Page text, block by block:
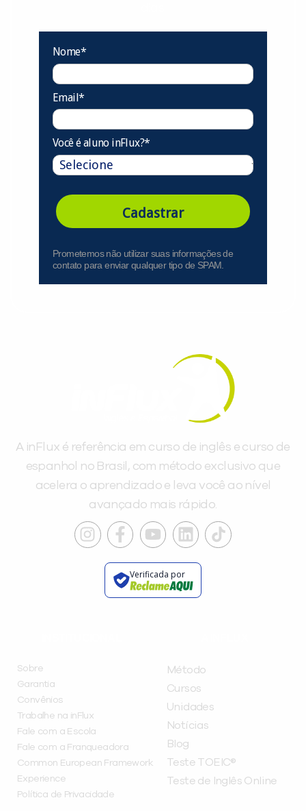
Nome*
Email*
Você é aluno inFlux?*
Cadastrar
Prometemos não utilizar suas informações de
contato para enviar qualquer tipo de SPAM.
A inFlux é referência em curso de inglês e curso de
espanhol no Brasil, com método exclusivo que
acelera o aprendizado e leva você ao nível
avançado mais rápido.
Verificada por
Sobre
Garantia
Convênios
Trabalhe na inFlux
Fale com a Escola
Fale com a Franqueadora
Common European Framework
Experience
Política de Privacidade
Método
Cursos
Unidades
Notícias
Blog
Teste TOEIC®
Teste de Inglês Online